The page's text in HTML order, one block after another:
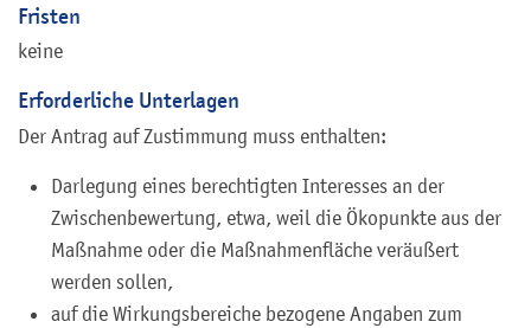
Fristen
keine
Erforderliche Unterlagen
Der Antrag auf Zustimmung muss enthalten:
Darlegung eines berechtigten Interesses an der
Zwischenbewertung, etwa, weil die Ökopunkte aus der
Maßnahme oder die Maßnahmenfläche veräußert
werden sollen,
auf die Wirkungsbereiche bezogene Angaben zum